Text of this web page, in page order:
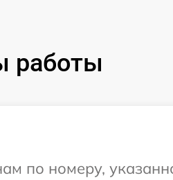
работы
по номеру,